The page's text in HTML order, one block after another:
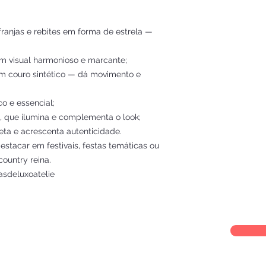
e rebites em forma de estrela —
visual harmonioso e marcante;
couro sintético — dá movimento e
e essencial;
que ilumina e complementa o look;
e acrescenta autenticidade.
em festivais, festas temáticas ou
reina.